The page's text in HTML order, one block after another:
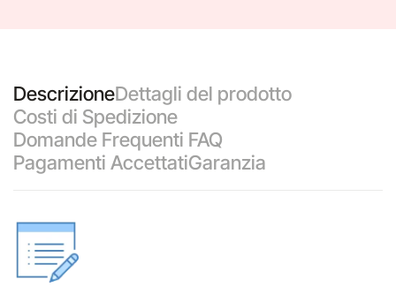
DescrizioneDettagli del prodotto
Costi di Spedizione
Domande Frequenti FAQ
Pagamenti AccettatiGaranzia